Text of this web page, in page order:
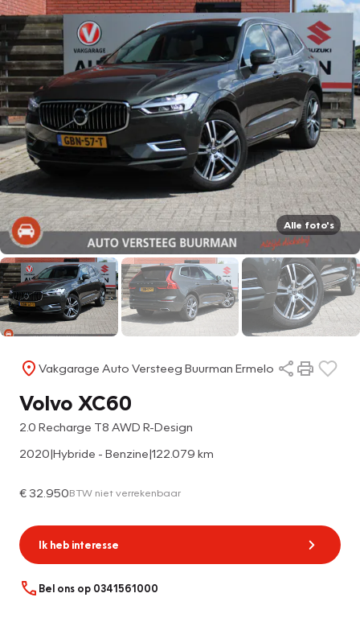
Alle foto's
Vakgarage Auto Versteeg Buurman Ermelo
Volvo XC60
2.0 Recharge T8 AWD R-Design
2020|Hybride - Benzine|122.079 km
€ 32.950BTW niet verrekenbaar
Ik heb interesse
Bel ons op 0341561000